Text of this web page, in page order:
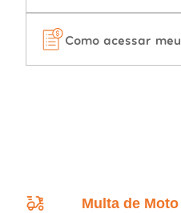
Como acessar
Multa de Moto